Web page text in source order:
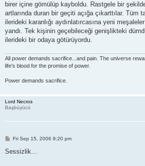
birer içine gömülüp kayboldu. Rastgele bir
artlarında duran bir geçiti açığa çıkarttılar. Tüm
ilerideki karanlığı aydınlatırcasına yeni
yandı. Tek kişinin geçebileceği genişlikteki
ilerideki bir odaya götürüyordu.
All power demands sacrifice...and pain. The universe
life's blood for the promise of power.
Power demands sacrifice.
Lord Necros
Başbüyücü
P
s
Fri Sep 15, 2006 9:20 pm
Sessizlik...